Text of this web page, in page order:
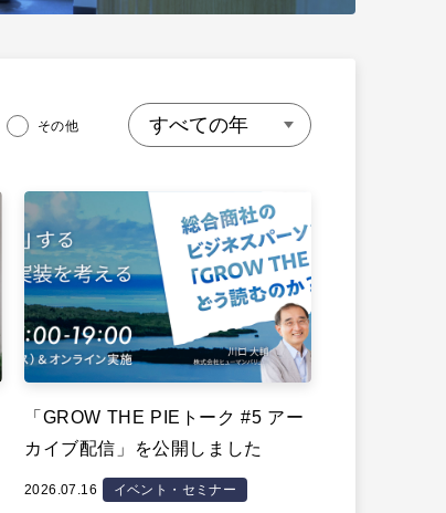
その他
「GROW THE PIEトーク #5 アー
カイブ配信」を公開しました
2026.07.16 イベント・セミナー